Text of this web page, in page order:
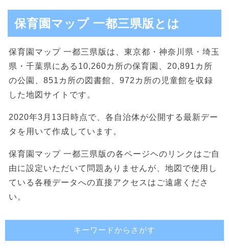
保育園マップ 一都三県版とは
保育園マップ 一都三県版は、東京都・神奈川県・埼玉
県・千葉県にある10,260カ所の保育園、20,891カ所
の公園、851カ所の図書館、972カ所の児童館を収録
した地図サイトです。
2020年3月13日時点で、各自治体が公開する最新デー
タを用いて作成しています。
保育園マップ 一都三県版の各ページヘのリンクはご自
由に設定いただいて問題ありませんが、地図で使用し
ている各種データへの直接アクセスはご遠慮くださ
い。
キーワードからさがす